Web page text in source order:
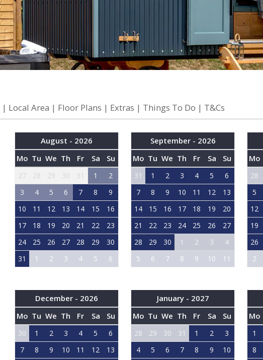
Local Area Floor Plans Extras Things To Do T&Cs
August - 2026
Mo Tu We Th Fr Sa Su
27 28 29 30 31 1
2
3
4 5 6 7 8
9
10
11 12 13 14 15
16
17
18 19 20 21 22
23
24
25 26 27 28 29
30
31
1 2 3 4 5 6
September - 2026
Mo Tu We Th Fr Sa Su
31 1 2 3 4 5
6
7
8 9 10 11 12
13
14
15 16 17 18 19
20
21
22 23 24 25 26
27
28
29 30 1 2 3
4
5
6 7 8 9 10 11
Mo
28
5
12
19
26
2
December - 2026
Mo Tu We Th Fr Sa Su
30 1 2 3 4 5
6
7
8 9 10 11 12
13
January - 2027
Mo Tu We Th Fr Sa Su
28 29 30 31 1 2
3
4
5 6 7 8 9
10
Mo
1
8